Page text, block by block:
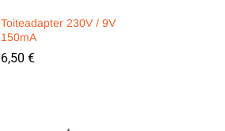
Toiteadapter 230V / 9V
150mA
6,50 €
6,50 €